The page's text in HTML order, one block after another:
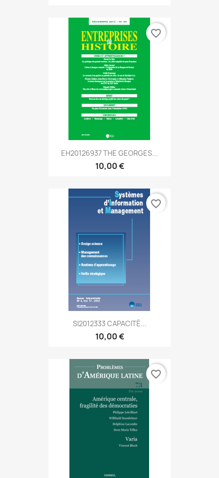
EH20126937 THE GEORGES...
10,00 €
favorite_border
SI2012333 CAPACITÉ...
10,00 €
favorite_border
favorite_border